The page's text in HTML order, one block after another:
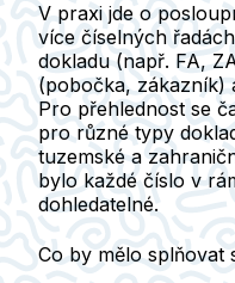
V praxi jde o
více číselných
dokladu (např. FA,
(pobočka, zákazník)
Pro přehlednost se
pro různé typy
tuzemské a
bylo každé číslo v
dohledatelné.
Co by mělo splňovat